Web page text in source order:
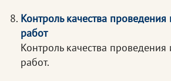
Контроль качества проведения
работ
Контроль качества проведения
работ.